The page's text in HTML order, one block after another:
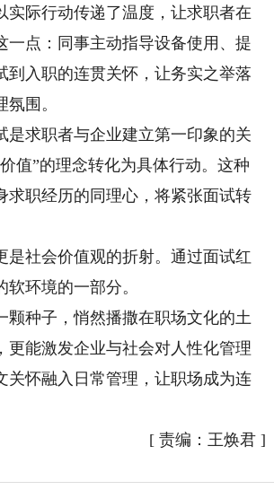
际行动传递了温度，让求职者在
点：同事主动指导设备使用、提
入职的连贯关怀，让务实之举落
围。
求职者与企业建立第一印象的关
值”的理念转化为具体行动。这种
求职经历的同理心，将紧张面试转
社会价值观的折射。通过面试红
环境的一部分。
种子，悄然播撒在职场文化的土
能激发企业与社会对人性化管理
关怀融入日常管理，让职场成为连
[ 责编：王焕君 ]